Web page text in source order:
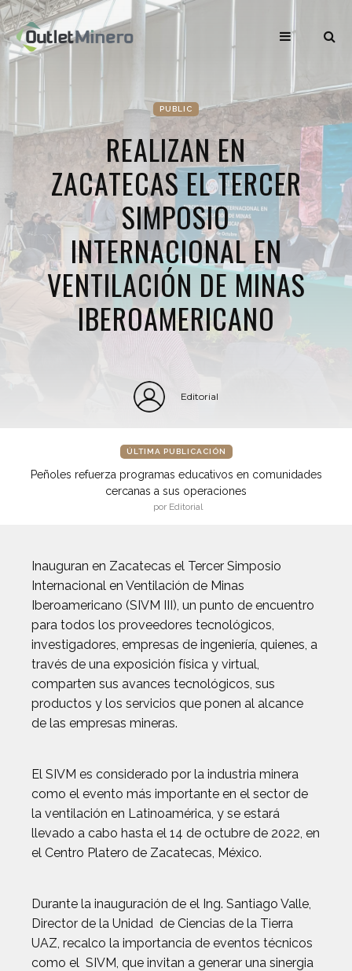
PUBLIC
REALIZAN EN
ZACATECAS EL TERCER
SIMPOSIO
INTERNACIONAL EN
VENTILACIÓN DE MINAS
IBEROAMERICANO
Editorial
ÚLTIMA PUBLICACIÓN
Peñoles refuerza programas educativos en comunidades
cercanas a sus operaciones
por Editorial
Inauguran en Zacatecas el Tercer Simposio
Internacional en Ventilación de Minas
Iberoamericano (SIVM III), un punto de encuentro
para todos los proveedores tecnológicos,
investigadores, empresas de ingeniería, quienes, a
través de una exposición física y virtual,
comparten sus avances tecnológicos, sus
productos y los servicios que ponen al alcance
de las empresas mineras.
El SIVM es considerado por la industria minera
como el evento más importante en el sector de
la ventilación en Latinoamérica, y se estará
llevado a cabo hasta el 14 de octubre de 2022, en
el Centro Platero de Zacatecas, México.
Durante la inauguración de el Ing. Santiago Valle,
Director de la Unidad de Ciencias de la Tierra
UAZ, recalco la importancia de eventos técnicos
como el SIVM, que invitan a generar una sinergia